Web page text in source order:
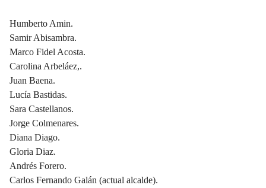
Humberto Amin.
Samir Abisambra.
Marco Fidel Acosta.
Carolina Arbeláez,.
Juan Baena.
Lucía Bastidas.
Sara Castellanos.
Jorge Colmenares.
Diana Diago.
Gloria Diaz.
Andrés Forero.
Carlos Fernando Galán (actual alcalde).